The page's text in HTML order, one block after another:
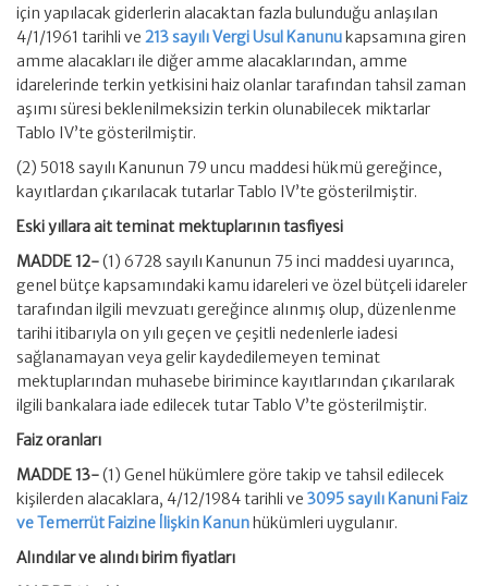
için yapılacak giderlerin alacaktan fazla bulunduğu anlaşılan
4/1/1961 tarihli ve 213 sayılı Vergi Usul Kanunukapsamına giren
amme alacakları ile diğer amme alacaklarından, amme
idarelerinde terkin yetkisini haiz olanlar tarafından tahsil zaman
aşımı süresi beklenilmeksizin terkin olunabilecek miktarlar
Tablo IV’te gösterilmiştir.
(2) 5018 sayılı Kanunun 79 uncu maddesi hükmü gereğince,
kayıtlardan çıkarılacak tutarlar Tablo IV’te gösterilmiştir.
Eski yıllara ait teminat mektuplarının tasfiyesi
MADDE 12-(1) 6728 sayılı Kanunun 75 inci maddesi uyarınca,
genel bütçe kapsamındaki kamu idareleri ve özel bütçeli idareler
tarafından ilgili mevzuatı gereğince alınmış olup, düzenlenme
tarihi itibarıyla on yılı geçen ve çeşitli nedenlerle iadesi
sağlanamayan veya gelir kaydedilemeyen teminat
mektuplarından muhasebe birimince kayıtlarından çıkarılarak
ilgili bankalara iade edilecek tutar Tablo V’te gösterilmiştir.
Faiz oranları
MADDE 13-(1) Genel hükümlere göre takip ve tahsil edilecek
kişilerden alacaklara, 4/12/1984 tarihli ve 3095 sayılı Kanuni Faiz
ve Temerrüt Faizine İlişkin Kanunhükümleri uygulanır.
Alındılar ve alındı birim fiyatları